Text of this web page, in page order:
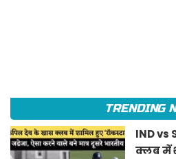
TRENDING
IND vs
क्लब में